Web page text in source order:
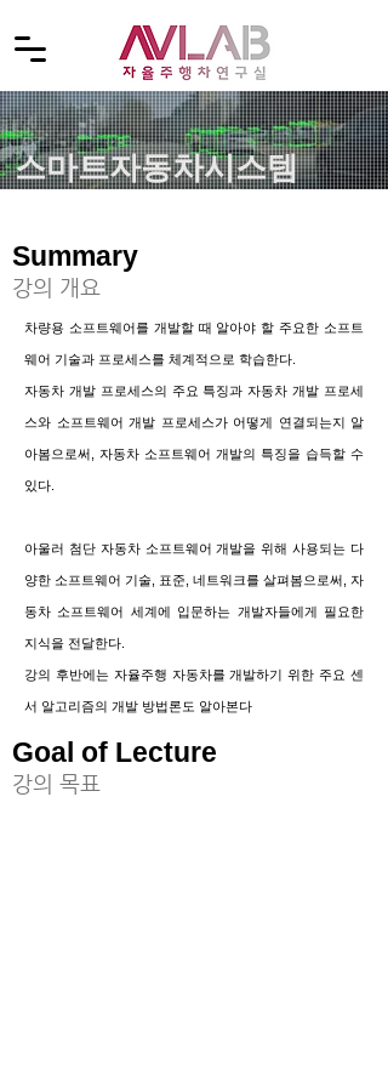
​스마트자동차시스템
Summary
​강의 개요
차량용 소프트웨어를 개발할 때 알아야 할 주요한 소프트
웨어 기술과 프로세스를 체계적으로 학습한다.
자동차 개발 프로세스의 주요 특징과 자동차 개발 프로세
스와 소프트웨어 개발 프로세스가 어떻게 연결되는지 알
아봄으로써, 자동차 소프트웨어 개발의 특징을 습득할 수
있다.
아울러 첨단 자동차 소프트웨어 개발을 위해사용되는 다
양한 소프트웨어 기술, 표준, 네트워크를 살펴봄으로써, 자
동차 소프트웨어 세계에 입문하는 개발자들에게 필요한
지식을 전달한다.
강의 후반에는 자율주행 자동차를 개발하기 위한주요 센
서 알고리즘의 개발 방법론도 알아본다
Goal of Lecture
​강의 목표